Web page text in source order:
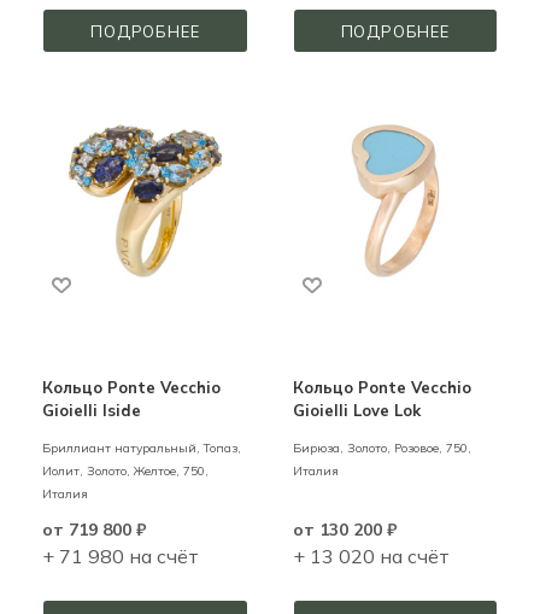
ПОДРОБНЕЕ ПОДРОБНЕЕ
Кольцо Ponte Vecchio
Gioielli Iside
Бриллиант натуральный, Топаз,
Иолит, Золото, Желтое, 750,
Италия
от 719 800 ₽
+ 71 980 на счёт
Кольцо Ponte Vecchio
Gioielli Love Lok
Бирюза, Золото, Розовое, 750,
Италия
от 130 200 ₽
+ 13 020 на счёт